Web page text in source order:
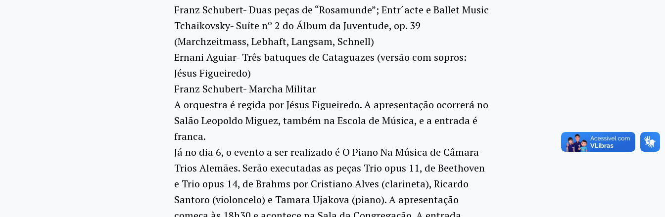
Franz Schubert- Duas peças de “Rosamunde”; Entr´acte e Ballet Music
Tchaikovsky- Suíte nº 2 do Álbum da Juventude, op. 39
(Marchzeitmass, Lebhaft, Langsam, Schnell)
Ernani Aguiar- Três batuques de Cataguazes (versão com sopros:
Jésus Figueiredo)
Franz Schubert- Marcha Militar
A orquestra é regida por Jésus Figueiredo. A apresentação ocorrerá no
Salão Leopoldo Miguez, também na Escola de Música, e a entrada é
franca.
Já no dia 6, o evento a ser realizado é O Piano Na Música de Câmara-
Trios Alemães. Serão executadas as peças Trio opus 11, de Beethoven
e Trio opus 14, de Brahms por Cristiano Alves (clarineta), Ricardo
Santoro (violoncelo) e Tamara Ujakova (piano). A apresentação